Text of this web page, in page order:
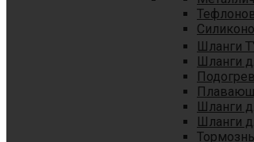
Шланги
Шланги
Шланги
Шланги